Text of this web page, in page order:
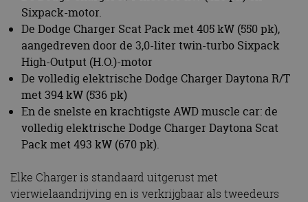
Sixpack-motor.
De Dodge Charger Scat Pack met 405 kW (550 pk),
aangedreven door de 3,0-liter twin-turbo Sixpack
High-Output (H.O.)-motor
De volledig elektrische Dodge Charger Daytona R/T
met 394 kW (536 pk)
En de snelste en krachtigste AWD muscle car: de
volledig elektrische Dodge Charger Daytona Scat
Pack met 493 kW (670 pk).
Elke Charger is standaard uitgerust met
vierwielaandrijving en is verkrijgbaar als tweedeurs